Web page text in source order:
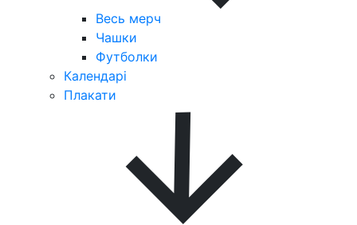
Весь мерч
Чашки
Футболки
Календарі
Плакати